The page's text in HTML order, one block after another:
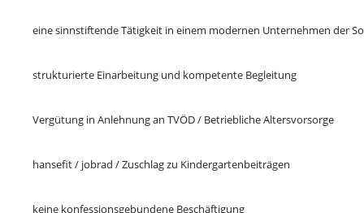
eine sinnstiftende Tätigkeit in einem modernen Unternehmen der
strukturierte Einarbeitung und kompetente Begleitung
Vergütung in Anlehnung an TVÖD / Betriebliche Altersvorsorge
hansefit / jobrad / Zuschlag zu Kindergartenbeiträgen
keine konfessionsgebundene Beschäftigung